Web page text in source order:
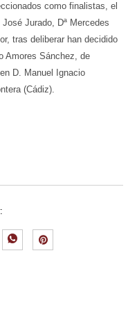
como finalistas, el
Jurado, Dª Mercedes
tras deliberar han decidido
Amores Sánchez, de
D. Manuel Ignacio
(Cádiz).